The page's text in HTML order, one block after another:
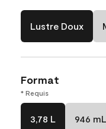
Lustre Doux
Format
* Requis
3,78 L 946 mL